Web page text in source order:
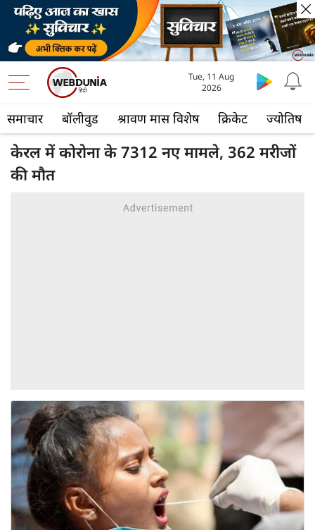
समाचार बॉलीवुड श्रावण मास विशेष क्रिकेट ज्योतिष
Tue, 11 Aug
2026
केरल में कोरोना के 7312 नए मामले, 362 मरीजों
की मौत